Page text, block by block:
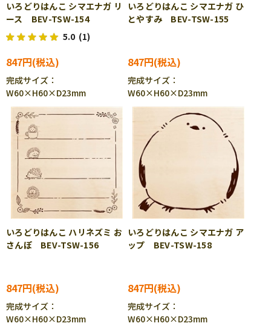
いろどりはんこ シマエナガ リ
ース BEV-TSW-154
5.0 (1)
847円
完成サイズ：
W60×H60×D23mm
いろどりはんこ シマエナガ ひ
とやすみ BEV-TSW-155
847円
完成サイズ：
W60×H60×D23mm
いろどりはんこ ハリネズミ お
さんぽ BEV-TSW-156
847円
完成サイズ：
W60×H60×D23mm
いろどりはんこ シマエナガ ア
ップ BEV-TSW-158
847円
完成サイズ：
W60×H60×D23mm